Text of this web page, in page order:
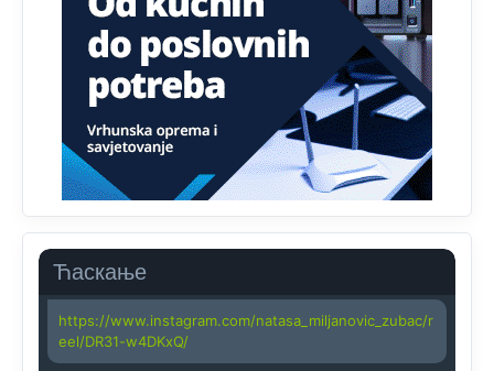
Ћаскање
zahtjeva optičkih skenera.
Анонимно2818605 јуче
11:45
Ovo pravilo jeste unijelo opravdan strah, posebno kada
su u pitanju starije osobe, osobe sa slabijim vidom ili
drhtavom rukom
Анонимно2819033 јуче 12:24
Yes,nekada je bila corava kutija za IZBORE a danas su
coravi biraci.
Анонимно2819162
https://www.instagram.com/natasa_miljanovic_zubac/r
eel/DR31-w4DKxQ/